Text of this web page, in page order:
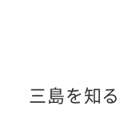
三島を知る